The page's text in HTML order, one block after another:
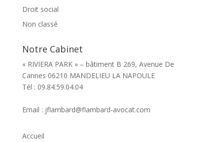
Droit social
Non classé
Notre Cabinet
« RIVIERA PARK » – bâtiment B 269, Avenue De
Cannes 06210 MANDELIEU LA NAPOULE
Tél : 09.84.59.04.04
Email : jflambard@flambard-avocat.com
Accueil